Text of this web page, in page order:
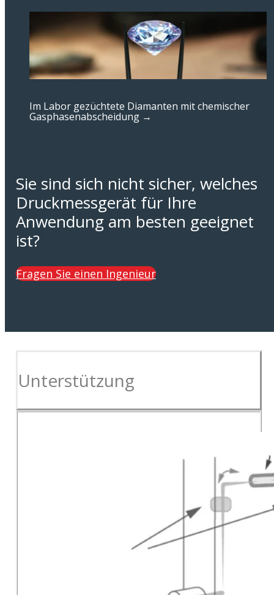
Im Labor gezüchtete Diamanten mit chemischer
Gasphasenabscheidung →
Sie sind sich nicht sicher, welches
Druckmessgerät für Ihre
Anwendung am besten geeignet
ist?
Fragen Sie einen Ingenieur
Unterstützung